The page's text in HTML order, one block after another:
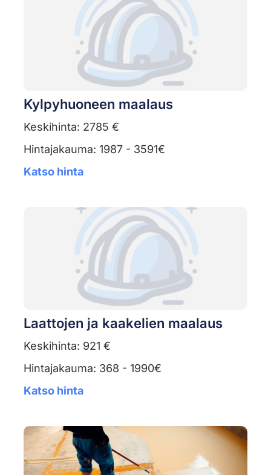
Kylpyhuoneen maalaus
Keskihinta: 2785 €
Hintajakauma: 1987 - 3591€
Katso hinta
Laattojen ja kaakelien maalaus
Keskihinta: 921 €
Hintajakauma: 368 - 1990€
Katso hinta